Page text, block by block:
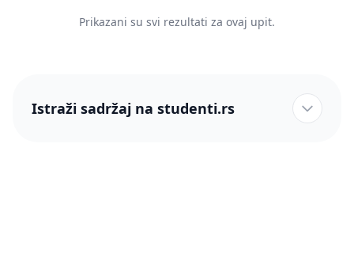
Prikazani su svi rezultati za ovaj upit.
Istraži sadržaj na studenti.rs